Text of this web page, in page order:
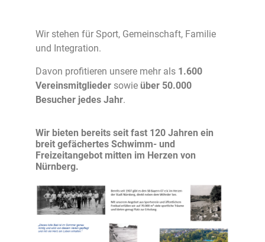
Wir stehen für Sport, Gemeinschaft, Familie
und Integration.
Davon profitieren unsere mehr als 1.600
Vereinsmitglieder sowie über 50.000
Besucher jedes Jahr.
Wir bieten bereits seit fast 120 Jahren ein
breit gefächertes Schwimm- und
Freizeitangebot mitten im Herzen von
Nürnberg.